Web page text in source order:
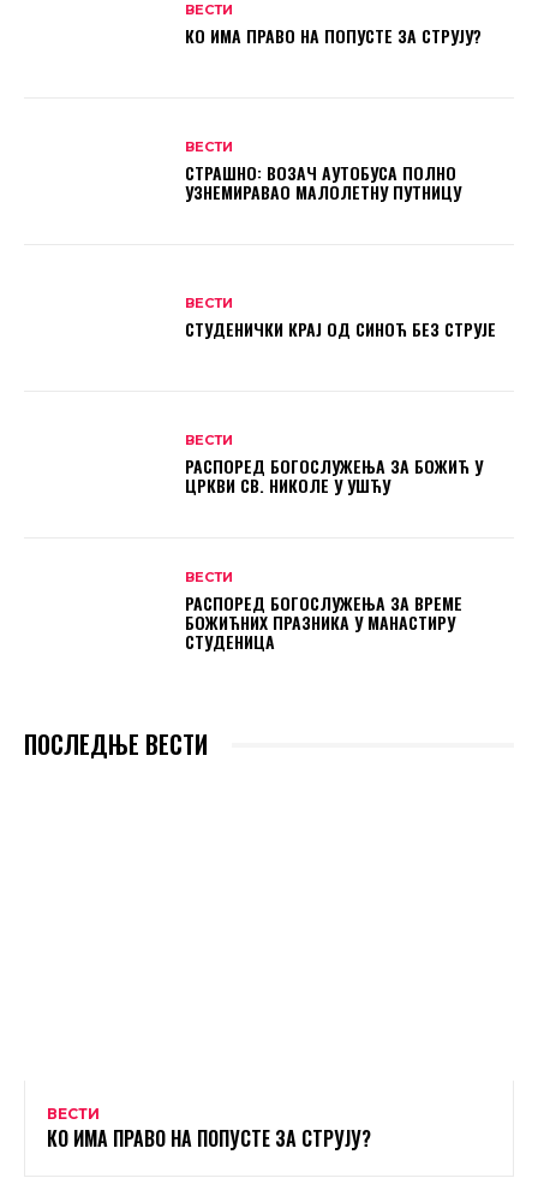
ВЕСТИ
КО ИМА ПРАВО НА ПОПУСТЕ ЗА СТРУЈУ?
ВЕСТИ
СТРАШНО: ВОЗАЧ АУТОБУСА ПОЛНО
УЗНЕМИРАВАО МАЛОЛЕТНУ ПУТНИЦУ
ВЕСТИ
СТУДЕНИЧКИ КРАЈ ОД СИНОЋ БЕЗ СТРУЈЕ
ВЕСТИ
РАСПОРЕД БОГОСЛУЖЕЊА ЗА БОЖИЋ У
ЦРКВИ СВ. НИКОЛЕ У УШЋУ
ВЕСТИ
РАСПОРЕД БОГОСЛУЖЕЊА ЗА ВРЕМЕ
БОЖИЋНИХ ПРАЗНИКА У МАНАСТИРУ
СТУДЕНИЦА
ПОСЛЕДЊЕ ВЕСТИ
ВЕСТИ
КО ИМА ПРАВО НА ПОПУСТЕ ЗА СТРУЈУ?